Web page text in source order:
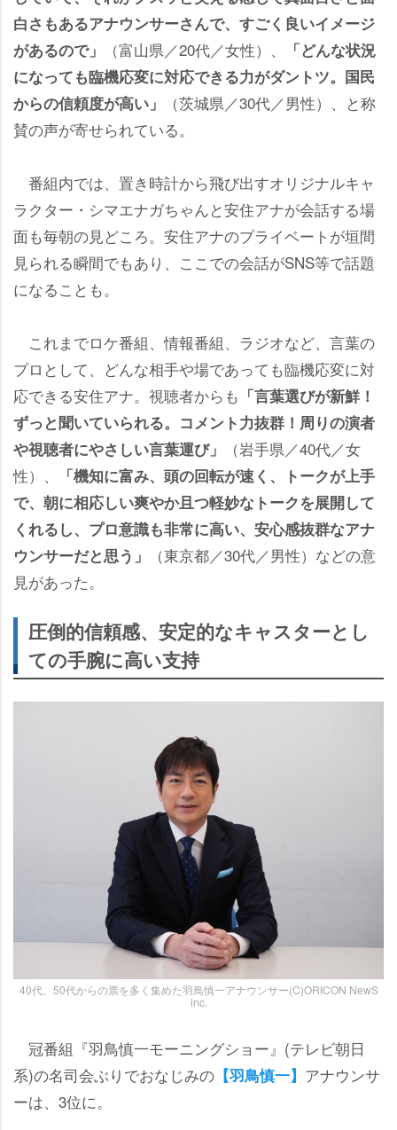
白さもあるアナウンサーさんで、すごく良いイメージ
があるので」
（富山県／20代／女性）、
「どんな状況
になっても臨機応変に対応できる力がダントツ。国民
からの信頼度が高い」
（茨城県／30代／男性）、と称
賛の声が寄せられている。
番組内では、置き時計から飛び出すオリジナルキャ
ラクター・シマエナガちゃんと安住アナが会話する場
面も毎朝の見どころ。安住アナのプライベートが垣間
見られる瞬間でもあり、ここでの会話がSNS等で話題
になることも。
これまでロケ番組、情報番組、ラジオなど、言葉の
プロとして、どんな相手や場であっても臨機応変に対
応できる安住アナ。視聴者からも 「言葉選びが新鮮！
ずっと聞いていられる。コメント力抜群！周りの演者
視聴者にやさしい言葉運び」
（岩手県／40代／女
性）、
「機知に富み、頭の回転が速く、トークが上手
で、朝に相応しい爽やか且つ軽妙なトークを展開して
くれるし、プロ意識も非常に高い、安心感抜群なアナ
ウンサーだと思う」
（東京都／30代／男性）などの意
見があった。
圧倒的信頼感、安定的なキャスターとし
ての手腕に高い支持
40代、50代からの票を多く集めた羽鳥慎一アナウンサー(C)ORICON NewS
inc.
冠番組『羽鳥慎一モーニングショー』(テレビ朝日
系)の名司会ぶりでおなじみの 【羽鳥慎一】 アナウンサ
ーは、3位に。